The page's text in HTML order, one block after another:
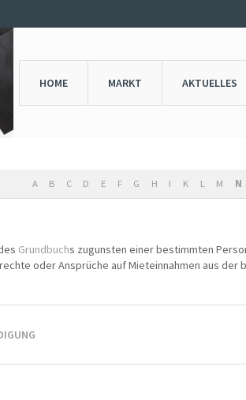
HOME MARKT AKTUELLES
A B C D E F G H I K L M N
Grundbuchs zugunsten einer bestimmten
oder Ansprüche auf Mieteinnahmen aus der